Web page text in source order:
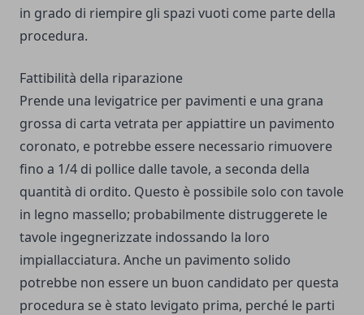
in grado di riempire gli spazi vuoti come parte della
procedura.
Fattibilità della riparazione
Prende una levigatrice per pavimenti e una grana
grossa di carta vetrata per appiattire un pavimento
coronato, e potrebbe essere necessario rimuovere
fino a 1/4 di pollice dalle tavole, a seconda della
quantità di ordito. Questo è possibile solo con tavole
in legno massello; probabilmente distruggerete le
tavole ingegnerizzate indossando la loro
impiallacciatura. Anche un pavimento solido
potrebbe non essere un buon candidato per questa
procedura se è stato levigato prima, perché le parti